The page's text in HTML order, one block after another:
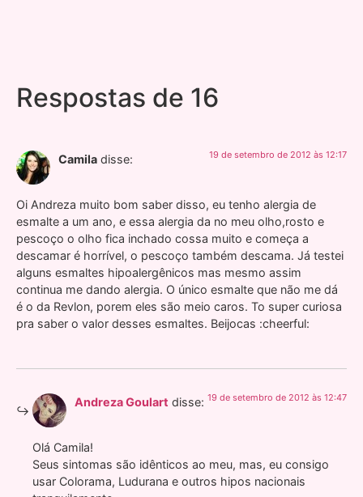
Respostas de 16
Camila disse: 19 de setembro de 2012 às 12:17
Oi Andreza muito bom saber disso, eu tenho alergia de
esmalte a um ano, e essa alergia da no meu olho,rosto e
pescoço o olho fica inchado cossa muito e começa a
descamar é horrível, o pescoço também descama. Já testei
alguns esmaltes hipoalergênicos mas mesmo assim
continua me dando alergia. O único esmalte que não me dá
é o da Revlon, porem eles são meio caros. To super curiosa
pra saber o valor desses esmaltes. Beijocas :cheerful:
Andreza Goulart disse: 19 de setembro de 2012 às 12:47
Olá Camila!
Seus sintomas são idênticos ao meu, mas, eu consigo
usar Colorama, Ludurana e outros hipos nacionais